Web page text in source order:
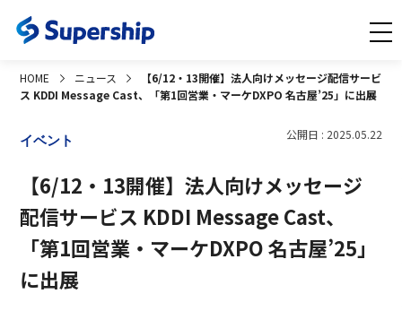
HOME ニュース
【6/12・13開催】法人向けメッセージ配信サービ
ス KDDI Message Cast、「第1回営業・マーケDXPO 名古屋’25」に出展
イベント 公開日 : 2025.05.22
【6/12・13開催】法人向けメッセージ
配信サービス KDDI Message Cast、
「第1回営業・マーケDXPO 名古屋’25」
に出展